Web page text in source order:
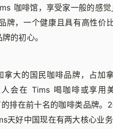
咖啡馆，享受家一般的感
牌，一个健康且具有高性
的初心。
拿大的国民咖啡品牌，占
会在 Tims 喝咖啡或享用
的排在前十名的咖啡类品牌
天好中国现在有两大核心业